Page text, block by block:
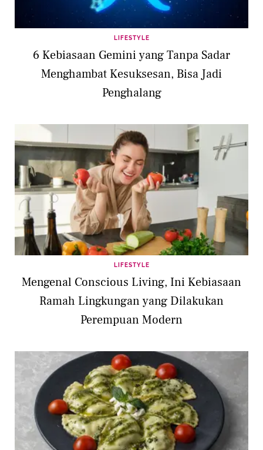
LIFESTYLE
6 Kebiasaan Gemini yang Tanpa Sadar
Menghambat Kesuksesan, Bisa Jadi
Penghalang
LIFESTYLE
Mengenal Conscious Living, Ini Kebiasaan
Ramah Lingkungan yang Dilakukan
Perempuan Modern